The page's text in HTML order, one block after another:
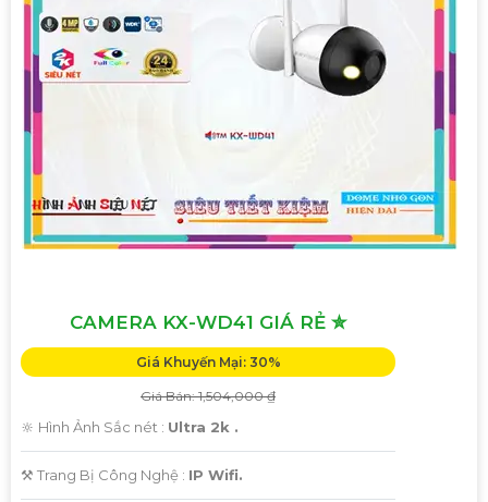
CAMERA KX-WD41 GIÁ RẺ ✮
Giá Khuyến Mại: 30%
Giá Bán: 1,504,000 ₫
🔆 Hình Ảnh Sắc nét : Ultra 2k .
⚒ Trang Bị Công Nghệ : IP Wifi.